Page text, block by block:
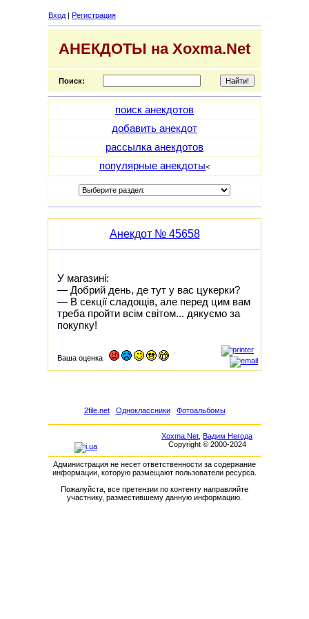
Вход | Регистрация
АНЕКДОТЫ на Xoxma.Net
Поиск:
поиск анекдотов
добавить анекдот
рассылка анекдотов
популярные анекдоты<
Анекдот № 45658
У магазині:
— Добрий день, де тут у вас цукерки?
— В секції сладощів, але перед цим вам
треба пройти всім світом... дякуємо за
покупку!
Ваша оценка
2file.net Одноклассники Фотоальбомы
Xoxma.Net Вадим Негода
Copyright © 2000-2024
Администрация не несет ответственности за содержание
информации, которую размещают пользователи ресурса.
Пожалуйста, все претензии по контенту направляйте
участнику, разместившему данную информацию.